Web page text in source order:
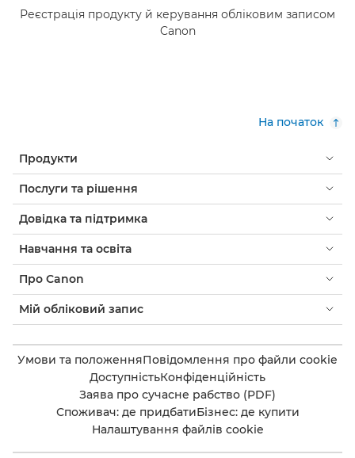
Реєстрація продукту й керування обліковим записом
Canon
На початок
Продукти
Послуги та рішення
Довідка та підтримка
Навчання та освіта
Про Canon
Мій обліковий запис
Умови та положенняПовідомлення про файли cookie
ДоступністьКонфіденційність
Заява про сучасне рабство (PDF)
Споживач: де придбатиБізнес: де купити
Налаштування файлів cookie